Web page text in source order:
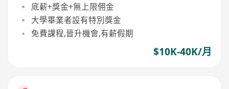
底薪+獎金+無上限佣金
大學畢業者設有特別獎金
免費課程,晉升機會,有薪假期
$10K-40K/月